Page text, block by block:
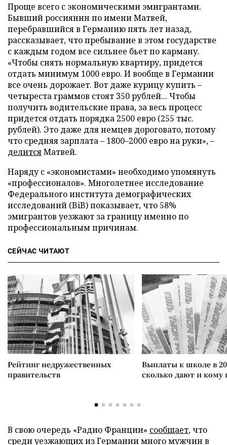
Проще всего с экономическими эмигрантами.
Бывший россиянин по имени Матвей,
перебравшийся в Германию пять лет назад,
рассказывает, что пребывание в этом государстве
с каждым годом все сильнее бьет по карману.
«Чтобы снять нормальную квартиру, придется
отдать минимум 1000 евро. И вообще в Германии
все очень дорожает. Вот даже курицу купить –
четыреста граммов стоят 350 рублей... Чтобы
получить водительские права, за весь процесс
придется отдать порядка 2500 евро (255 тыс.
рублей). Это даже для немцев дороговато, потому
что средняя зарплата – 1800–2000 евро на руки», –
делитсяМатвей.
Наряду с «экономистами» необходимо упомянуть
«профессионалов». Многолетнее исследование
Федерального института демографических
исследований (BiB) показывает, что 58%
эмигрантов уезжают за границу именно по
профессиональным причинам.
СЕЙЧАС ЧИТАЮТ
Рейтинг недружественных
правительств
Выплаты к школе в
сколько дают и
В свою очередь «Радио Франции» сообщает, что
среди уезжающих из Германии много мужчин в